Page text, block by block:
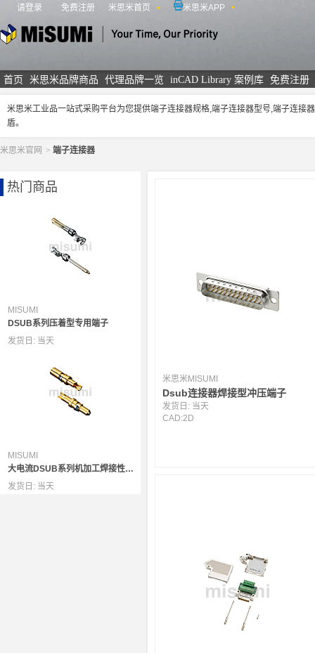
请登录 免费注册 米思米首页 米思米APP
首页 米思米品牌商品 代理品牌一览 inCAD Library 案例库 免费注册
米思米工业品一站式采购平台为您提供端子连接器规格,端子连接器型号,端子连
盾。
米思米官网 > 端子连接器
热门商品
MISUMI
DSUB系列压着型专用端子
发货日: 当天
MISUMI
大电流DSUB系列机加工焊接性端子
发货日: 当天
米思米MISUMI
Dsub连接器焊接型冲压端子
发货日: 当天
CAD:2D